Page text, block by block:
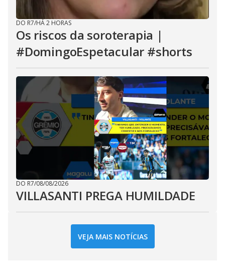
DO R7/HÁ 2 HORAS
Os riscos da soroterapia |
#DomingoEspetacular #shorts
DO R7/08/08/2026
VILLASANTI PREGA HUMILDADE
VEJA MAIS NOTÍCIAS